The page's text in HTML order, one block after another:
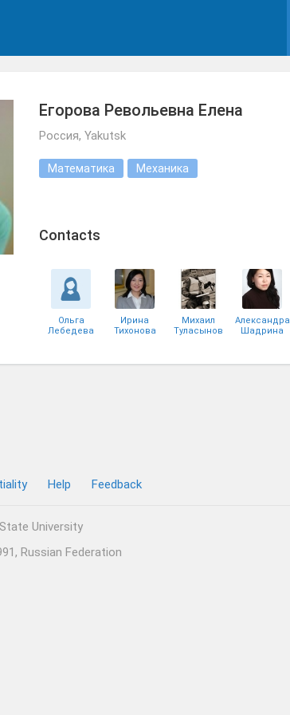
Егорова Револьевна Елена
Россия, Yakutsk
Математика Механика
Сontacts
Ольга
Лебедева
Ирина
Тихонова
Михаил
Туласынов
Александра
Шадрина
Help Feedback
University
Russian Federation